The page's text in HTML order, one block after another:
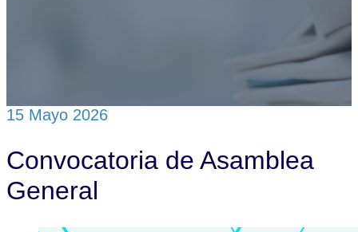
15 Mayo 2026
Convocatoria de Asamblea
General